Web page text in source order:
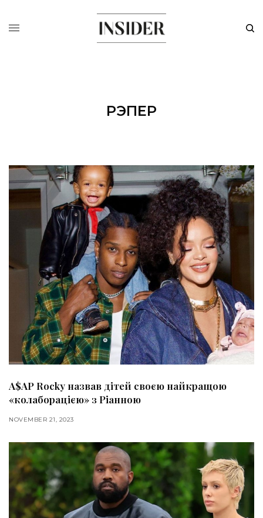
РЭПЕР
А$АP Rocky назвав дітей своєю найкращою
«колаборацією» з Ріанною
NOVEMBER 21, 2023